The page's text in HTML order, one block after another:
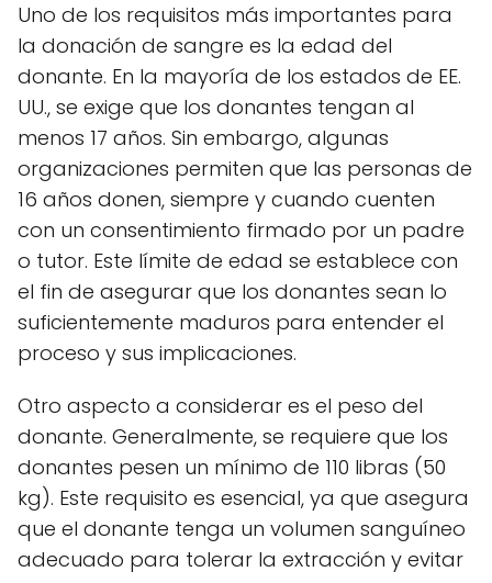
Uno de los requisitos más importantes para
la donación de sangre es la edad del
donante. En la mayoría de los estados de EE.
UU., se exige que los donantes tengan al
menos 17 años. Sin embargo, algunas
organizaciones permiten que las personas de
16 años donen, siempre y cuando cuenten
con un consentimiento firmado por un padre
o tutor. Este límite de edad se establece con
el fin de asegurar que los donantes sean lo
suficientemente maduros para entender el
proceso y sus implicaciones.
Otro aspecto a considerar es el peso del
donante. Generalmente, se requiere que los
donantes pesen un mínimo de 110 libras (50
kg). Este requisito es esencial, ya que asegura
que el donante tenga un volumen sanguíneo
adecuado para tolerar la extracción y evitar